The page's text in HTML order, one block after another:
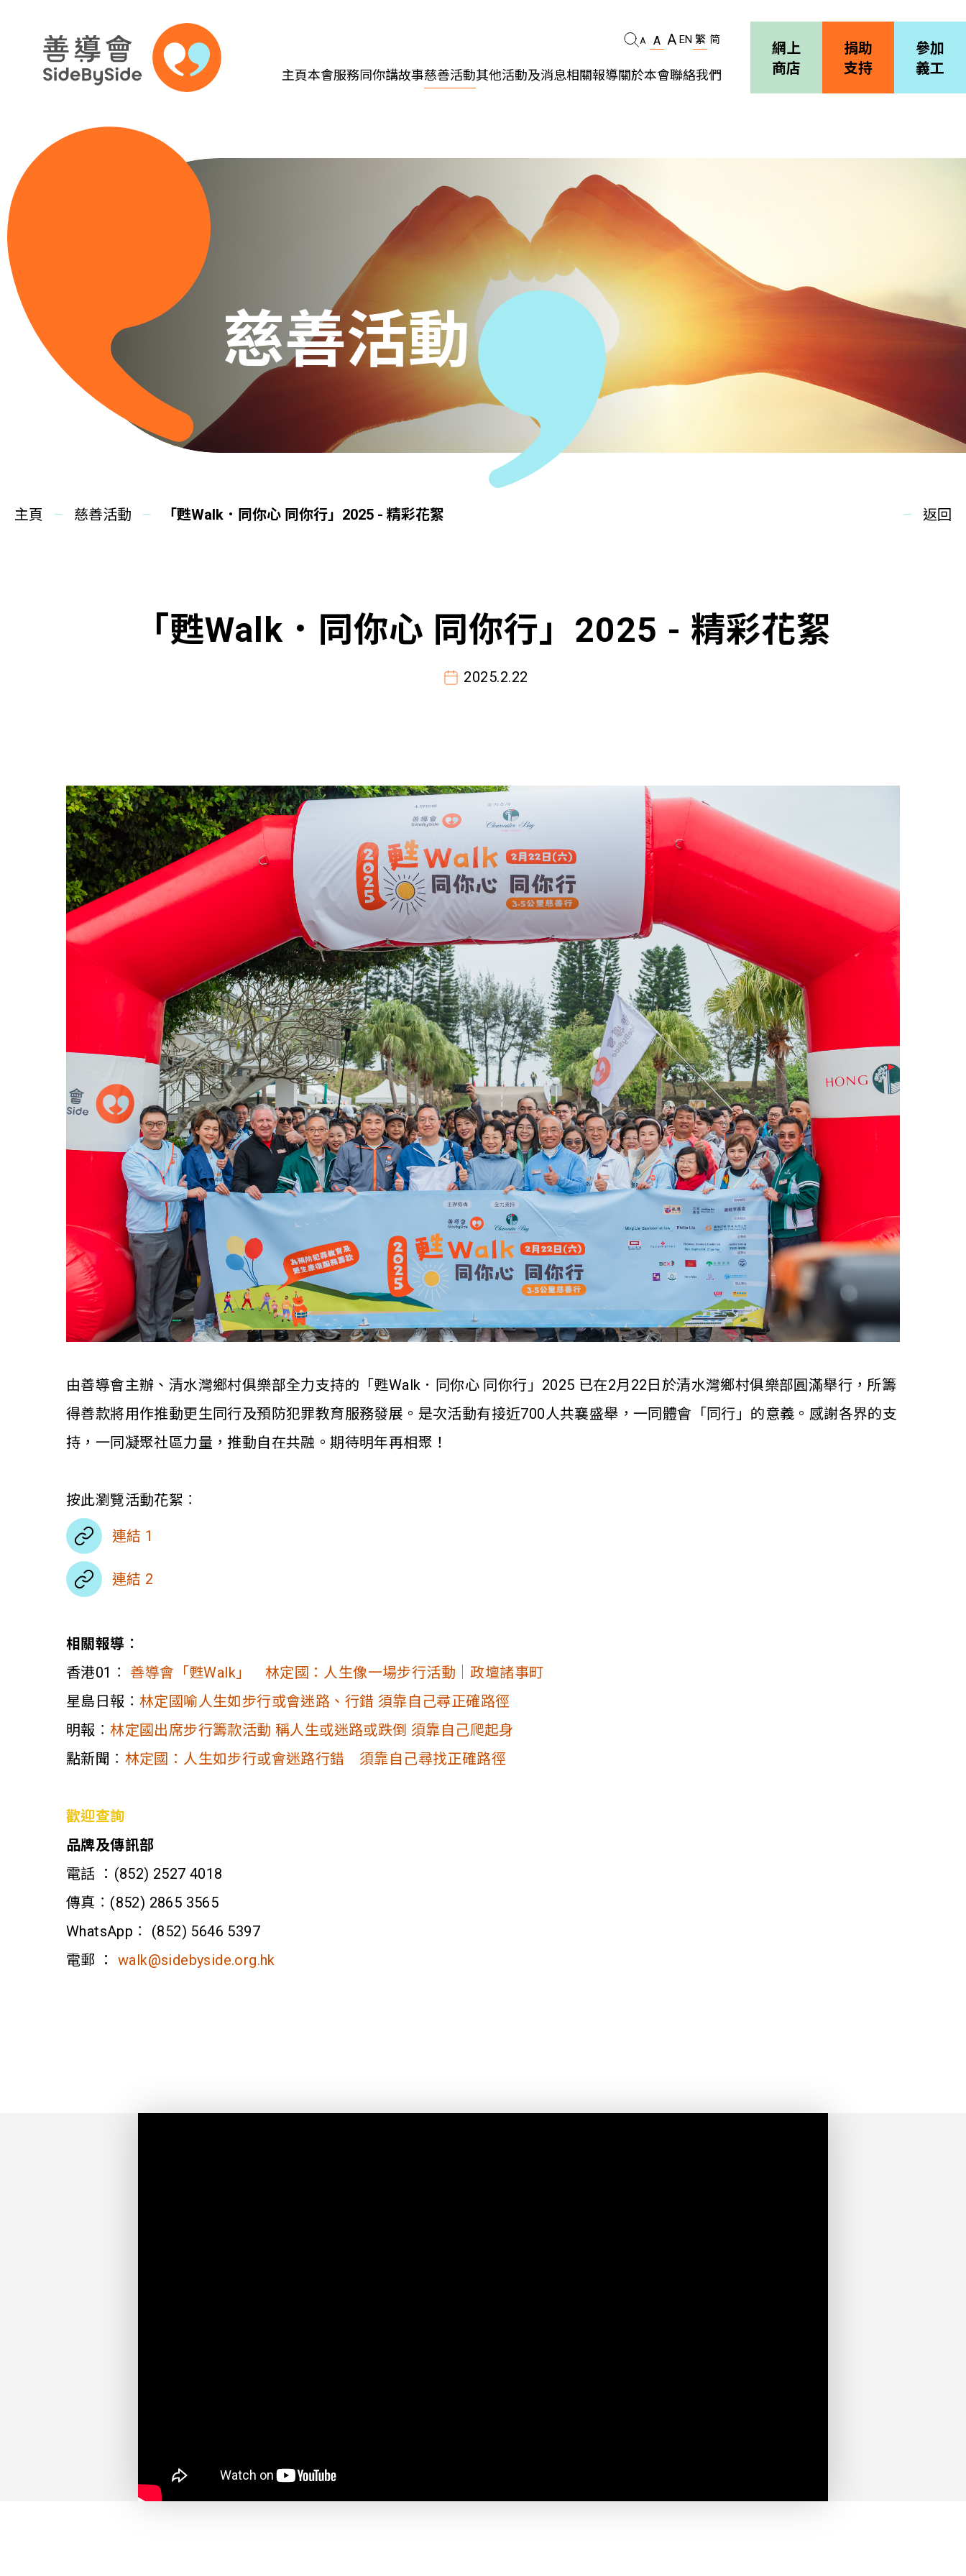
A A A EN 繁 简
主頁本會服務
多元共融
社區連繫
同你講故事慈善活動其他活動及消息相關報導關於本會
招標通告
聯絡我們
網上
商店
捐助
支持
參加
義工
慈善活動
主頁 慈善活動 「甦Walk．同你心 同你行」2025 - 精彩花絮 返回
「甦Walk．同你心 同你行」2025 - 精彩花絮
2025.2.22
由善導會主辦、清水灣鄉村俱樂部全力支持的「甦Walk．同你心 同你行」2025 已在2月22日於清水灣鄉村俱樂部圓滿舉行，所籌
得善款將用作推動更生同行及預防犯罪教育服務發展。是次活動有接近700人共襄盛舉，一同體會「同行」的意義。感謝各界的支
持，一同凝聚社區力量，推動自在共融。期待明年再相聚！
按此瀏覽活動花絮︰
連結 1
連結 2
相關報導︰
香港01︰ 善導會「甦Walk」 林定國：人生像一場步行活動｜政壇諸事町
星島日報︰ 林定國喻人生如步行或會迷路、行錯 須靠自己尋正確路徑
明報︰林定國出席步行籌款活動 稱人生或迷路或跌倒 須靠自己爬起身
點新聞︰ 林定國：人生如步行或會迷路行錯 須靠自己尋找正確路徑
歡迎查詢
品牌及傳訊部
電話 ：(852) 2527 4018
傳真︰(852) 2865 3565
WhatsApp︰ (852) 5646 5397
電郵 ： walk@sidebyside.org.hk